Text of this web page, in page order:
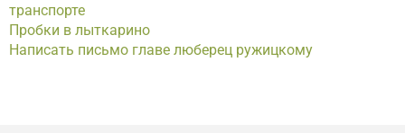
транспорте
Пробки в лыткарино
Написать письмо главе люберец ружицкому